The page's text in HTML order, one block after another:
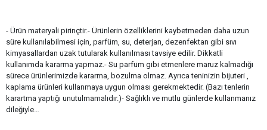
- Ürün materyali pirinçtir.- Ürünlerin özelliklerini kaybetmeden daha uzun
süre kullanılabilmesi için, parfüm, su, deterjan, dezenfektan gibi sıvı
kimyasallardan uzak tutularak kullanılması tavsiye edilir. Dikkatli
kullanımda kararma yapmaz.- Su parfüm gibi etmenlere maruz kalmadığı
sürece ürünlerimizde kararma, bozulma olmaz. Ayrıca teninizin bijuteri ,
kaplama ürünleri kullanmaya uygun olması gerekmektedir. (Bazı tenlerin
karartma yaptığı unutulmamalıdır.)- Sağlıklı ve mutlu günlerde kullanmanız
dileğiyle…